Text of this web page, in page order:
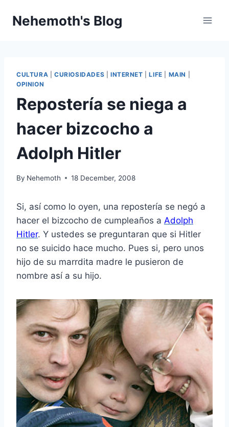
Nehemoth's Blog
CULTURA CURIOSIDADES INTERNET |LIFE MAIN
OPINION
Repostería se niega a
hacer bizcocho a
Adolph Hitler
By Nehemoth 18 December, 2008
Si, así como lo oyen, una repostería se negó a
hacer el bizcocho de cumpleaños a Adolph
Hitler. Y ustedes se preguntaran que si Hitler
no se suicido hace mucho. Pues si, pero unos
hijo de su marrdita madre le pusieron de
nombre así a su hijo.